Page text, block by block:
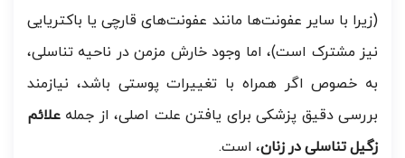
(زیرا با سایر عفونت‌ها مانند عفونت‌های قارچی یا باکتریایی
نیز مشترک است)، اما وجود خارش مزمن در ناحیه تناسلی،
به خصوص اگر همراه با تغییرات پوستی باشد، نیازمند
بررسی دقیق پزشکی برای یافتن علت اصلی، از جمله علائم
زگیل تناسلی در زنان، است.